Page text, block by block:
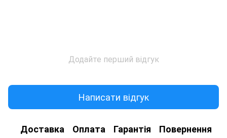
Додайте перший відгук
Написати відгук
Доставка Оплата Гарантія Повернення